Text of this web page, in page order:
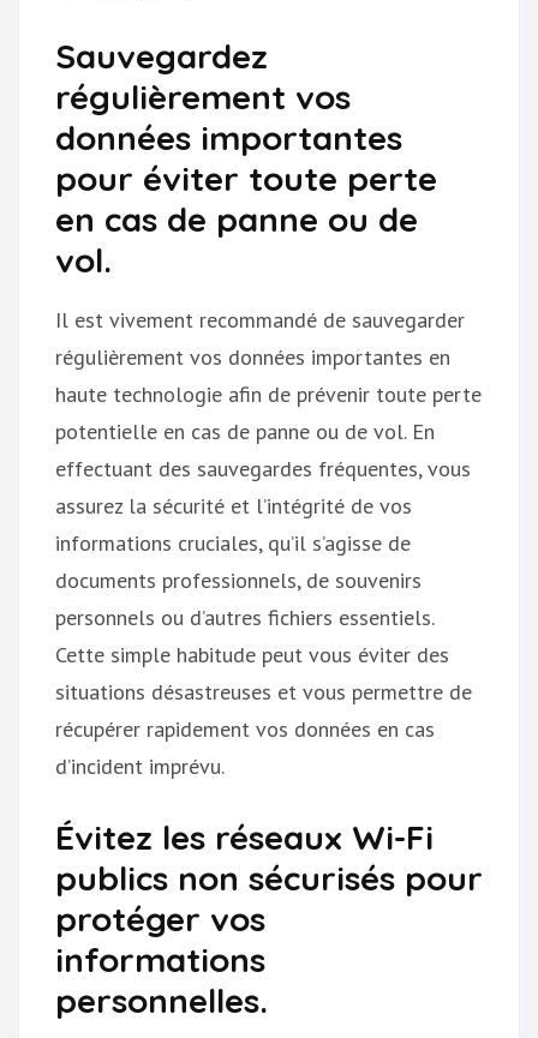
Sauvegardez
régulièrement vos
données importantes
pour éviter toute perte
en cas de panne ou de
vol.
Il est vivement recommandé de sauvegarder
régulièrement vos données importantes en
haute technologie afin de prévenir toute perte
potentielle en cas de panne ou de vol. En
effectuant des sauvegardes fréquentes, vous
assurez la sécurité et l’intégrité de vos
informations cruciales, qu’il s’agisse de
documents professionnels, de souvenirs
personnels ou d’autres fichiers essentiels.
Cette simple habitude peut vous éviter des
situations désastreuses et vous permettre de
récupérer rapidement vos données en cas
d’incident imprévu.
Évitez les réseaux Wi-Fi
publics non sécurisés pour
protéger vos
informations
personnelles.